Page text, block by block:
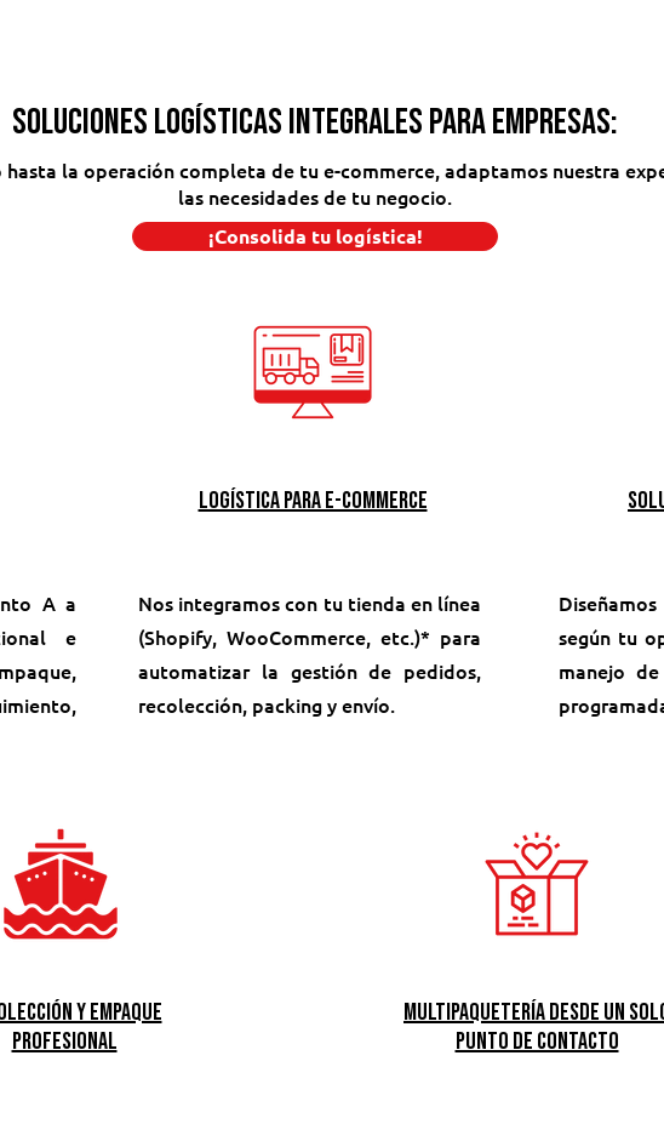
Soluciones logísticas integrales para empresas:
hasta la operación completa de tu e-commerce, adaptamos nuestra
las necesidades de tu negocio.
¡Consolida tu logística!
A a
e
Logística para e-commerce
Nos integramos con tu tienda en línea
(Shopify, WooCommerce, etc.)* para
automatizar la gestión de pedidos,
recolección, packing y envío.
según tu
manejo
y empaque
profesional
Multipaquetería desde un
punto de contacto